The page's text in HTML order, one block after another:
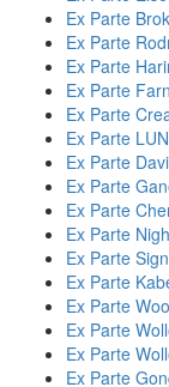
Ex Parte
Ex Parte
Ex Parte
Ex Parte
Ex Parte
Ex Parte
Ex Parte
Ex Parte
Ex Parte
Ex Parte
Ex Parte
Ex Parte
Ex Parte
Ex Parte
Ex Parte
Ex Parte